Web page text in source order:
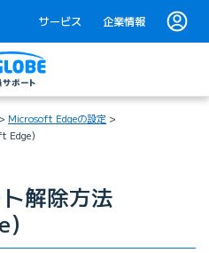
サービス 企業情報
Microsoft Edgeの設定
）
解除方法